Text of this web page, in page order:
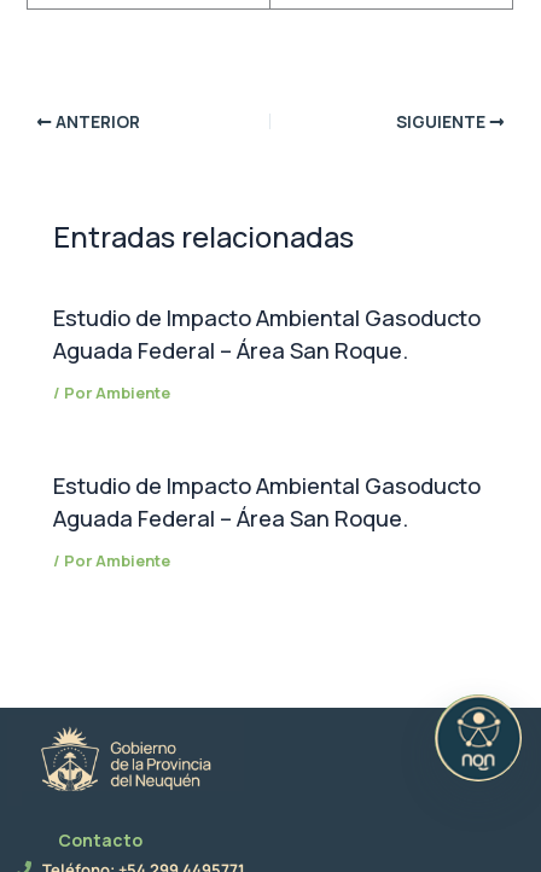
ANTERIOR SIGUIENTE
Entradas relacionadas
Estudio de Impacto Ambiental Gasoducto
Aguada Federal – Área San Roque.
/ PorAmbiente
Estudio de Impacto Ambiental Gasoducto
Aguada Federal – Área San Roque.
/ PorAmbiente
Contacto